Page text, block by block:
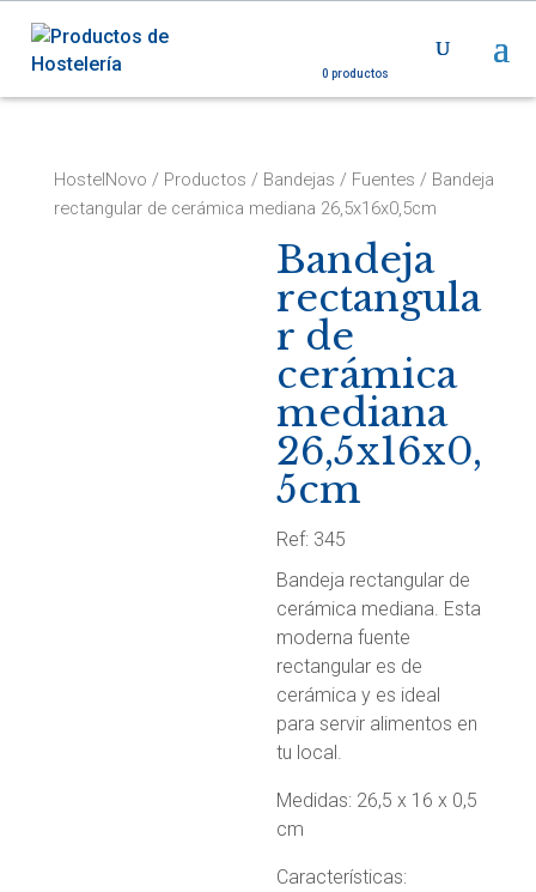
0 productos
HostelNovo / Productos / Bandejas / Fuentes / Bandeja
rectangular de cerámica mediana 26,5x16x0,5cm
Bandeja
rectangula
r de
cerámica
mediana
26,5x16x0,
5cm
Ref: 345
Bandeja rectangular de
cerámica mediana. Esta
moderna fuente
rectangular es de
cerámica y es ideal
para servir alimentos en
tu local.
Medidas: 26,5 x 16 x 0,5
cm
Características: